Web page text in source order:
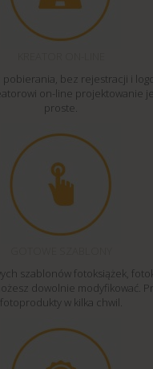
bez rejestracji i
on-line projektowanie
proste.
szablonów fotoksiążek,
dowolnie modyfikować.
fotoprodukty w kilka chwil.